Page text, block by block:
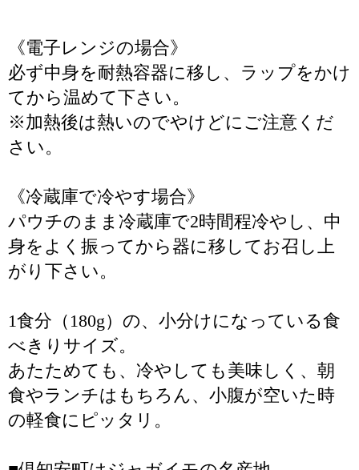
《電子レンジの場合》
必ず中身を耐熱容器に移し、ラップをかけ
てから温めて下さい。
※加熱後は熱いのでやけどにご注意くだ
さい。
《冷蔵庫で冷やす場合》
パウチのまま冷蔵庫で2時間程冷やし、中
身をよく振ってから器に移してお召し上
がり下さい。
1食分（180g）の、小分けになっている食
べきりサイズ。
あたためても、冷やしても美味しく、朝
食やランチはもちろん、小腹が空いた時
の軽食にピッタリ。